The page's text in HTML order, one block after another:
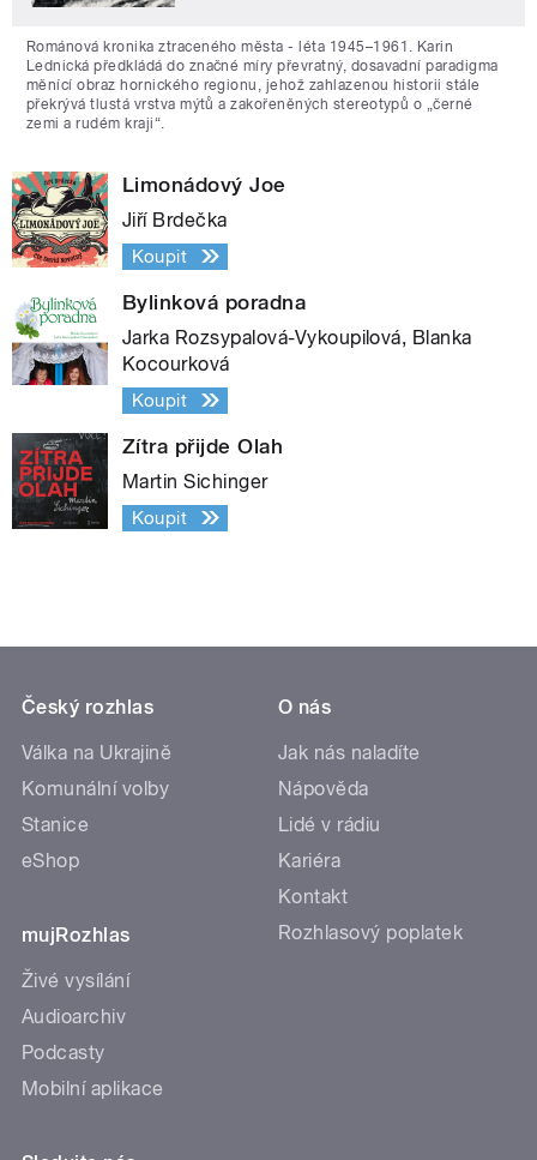
Románová kronika ztraceného města - léta 1945–1961. Karin
Lednická předkládá do značné míry převratný, dosavadní paradigma
měnící obraz hornického regionu, jehož zahlazenou historii stále
překrývá tlustá vrstva mýtů a zakořeněných stereotypů o „černé
zemi a rudém kraji“.
Limonádový Joe
Jiří Brdečka
Koupit
Bylinková poradna
Jarka Rozsypalová-Vykoupilová, Blanka
Kocourková
Koupit
Zítra přijde Olah
Martin Sichinger
Koupit
Český rozhlas
Válka na Ukrajině
Komunální volby
Stanice
eShop
mujRozhlas
Živé vysílání
Audioarchiv
Podcasty
Mobilní aplikace
O nás
Jak nás naladíte
Nápověda
Lidé v rádiu
Kariéra
Kontakt
Rozhlasový poplatek